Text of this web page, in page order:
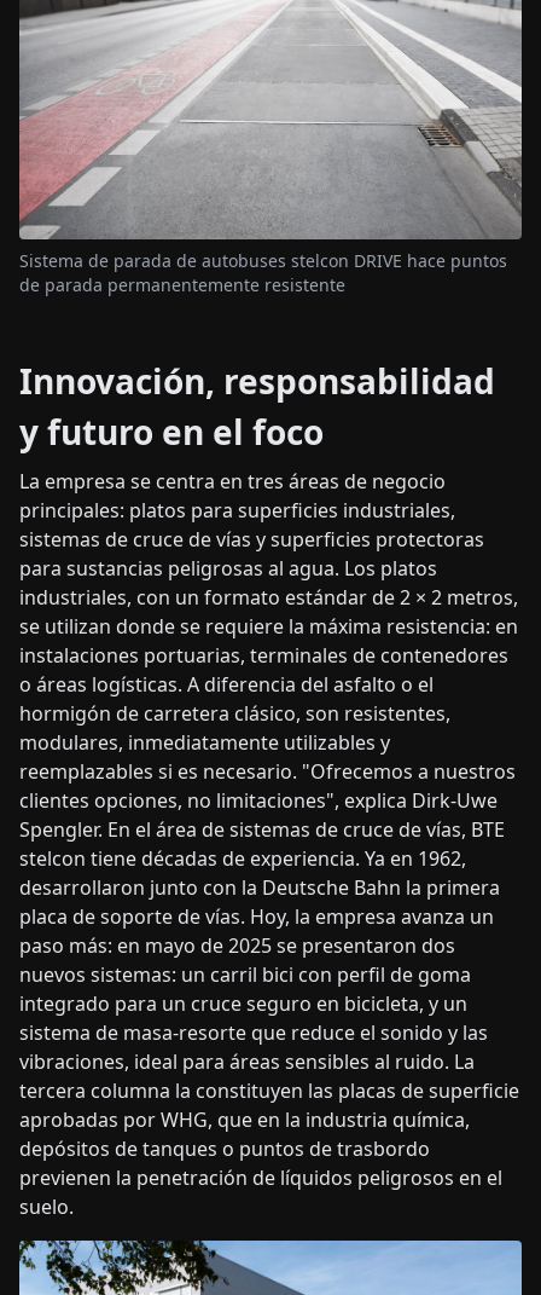
Sistema de parada de autobuses stelcon DRIVE hace puntos
de parada permanentemente resistente
Innovación, responsabilidad
y futuro en el foco
La empresa se centra en tres áreas de negocio
principales: platos para superficies industriales,
sistemas de cruce de vías y superficies protectoras
para sustancias peligrosas al agua. Los platos
industriales, con un formato estándar de 2 × 2 metros,
se utilizan donde se requiere la máxima resistencia: en
instalaciones portuarias, terminales de contenedores
o áreas logísticas. A diferencia del asfalto o el
hormigón de carretera clásico, son resistentes,
modulares, inmediatamente utilizables y
reemplazables si es necesario. "Ofrecemos a nuestros
clientes opciones, no limitaciones", explica Dirk-Uwe
Spengler. En el área de sistemas de cruce de vías, BTE
stelcon tiene décadas de experiencia. Ya en 1962,
desarrollaron junto con la Deutsche Bahn la primera
placa de soporte de vías. Hoy, la empresa avanza un
paso más: en mayo de 2025 se presentaron dos
nuevos sistemas: un carril bici con perfil de goma
integrado para un cruce seguro en bicicleta, y un
sistema de masa-resorte que reduce el sonido y las
vibraciones, ideal para áreas sensibles al ruido. La
tercera columna la constituyen las placas de superficie
aprobadas por WHG, que en la industria química,
depósitos de tanques o puntos de trasbordo
previenen la penetración de líquidos peligrosos en el
suelo.